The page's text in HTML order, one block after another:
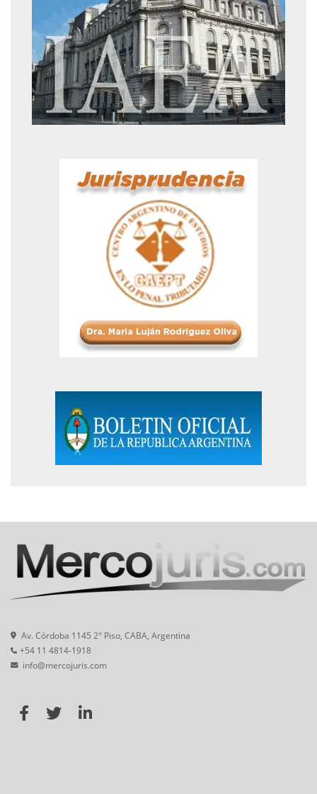
Av. Córdoba 1145 2° Piso, CABA, Argentina
+54 11 4814-1918
info@mercojuris.com